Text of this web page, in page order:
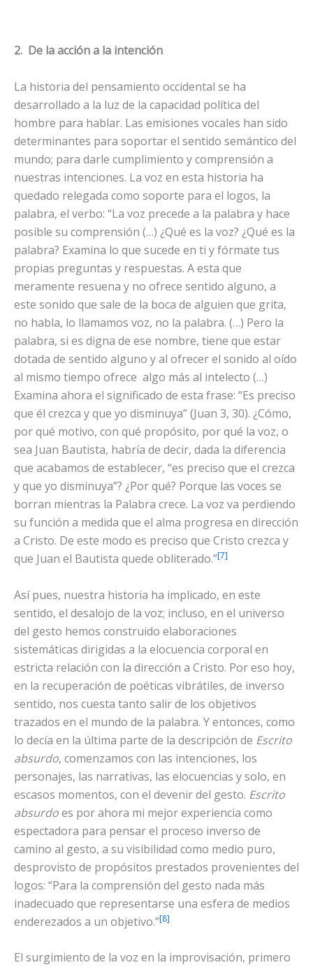
2. De la acción a la intención
La historia del pensamiento occidental se ha
desarrollado a la luz de la capacidad política del
hombre para hablar. Las emisiones vocales han sido
determinantes para soportar el sentido semántico del
mundo; para darle cumplimiento y comprensión a
nuestras intenciones. La voz en esta historia ha
quedado relegada como soporte para el logos, la
palabra, el verbo: “La voz precede a la palabra y hace
posible su comprensión (…) ¿Qué es la voz? ¿Qué es la
palabra? Examina lo que sucede en ti y fórmate tus
propias preguntas y respuestas. A esta que
meramente resuena y no ofrece sentido alguno, a
este sonido que sale de la boca de alguien que grita,
no habla, lo llamamos voz, no la palabra. (…) Pero la
palabra, si es digna de ese nombre, tiene que estar
dotada de sentido alguno y al ofrecer el sonido al oído
al mismo tiempo ofrece algo más al intelecto (…)
Examina ahora el significado de esta frase: “Es preciso
que él crezca y que yo disminuya” (Juan 3, 30). ¿Cómo,
por qué motivo, con qué propósito, por qué la voz, o
sea Juan Bautista, habría de decir, dada la diferencia
que acabamos de establecer, “es preciso que el crezca
y que yo disminuya”? ¿Por qué? Porque las voces se
borran mientras la Palabra crece. La voz va perdiendo
su función a medida que el alma progresa en dirección
a Cristo. De este modo es preciso que Cristo crezca y
que Juan el Bautista quede obliterado.”[7]
Así pues, nuestra historia ha implicado, en este
sentido, el desalojo de la voz; incluso, en el universo
del gesto hemos construido elaboraciones
sistemáticas dirigidas a la elocuencia corporal en
estricta relación con la dirección a Cristo. Por eso hoy,
en la recuperación de poéticas vibrátiles, de inverso
sentido, nos cuesta tanto salir de los objetivos
trazados en el mundo de la palabra. Y entonces, como
lo decía en la última parte de la descripción de Escrito
absurdo, comenzamos con las intenciones, los
personajes, las narrativas, las elocuencias y solo, en
escasos momentos, con el devenir del gesto. Escrito
absurdoes por ahora mi mejor experiencia como
espectadora para pensar el proceso inverso de
camino al gesto, a su visibilidad como medio puro,
desprovisto de propósitos prestados provenientes del
logos: “Para la comprensión del gesto nada más
inadecuado que representarse una esfera de medios
enderezados a un objetivo.”[8]
El surgimiento de la voz en la improvisación, primero